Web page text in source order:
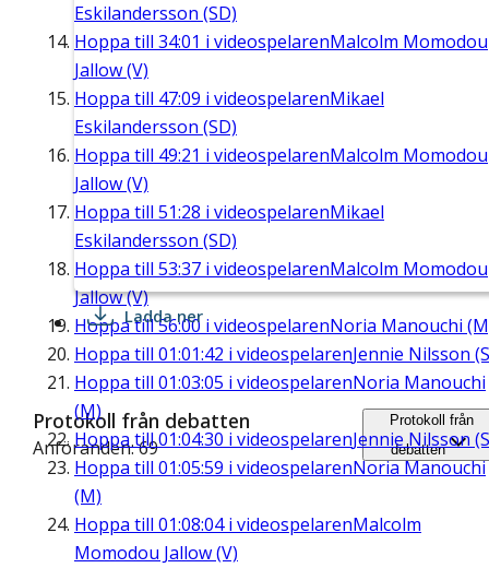
Eskilandersson (SD)
Hoppa till 34:01 i videospelarenMalcolm Momodou
Jallow (V)
Hoppa till 47:09 i videospelarenMikael
Eskilandersson (SD)
Hoppa till 49:21 i videospelarenMalcolm Momodou
Jallow (V)
Hoppa till 51:28 i videospelarenMikael
Eskilandersson (SD)
Hoppa till 53:37 i videospelarenMalcolm Momodou
Jallow (V)
Hoppa till56:00 i videospelarenNoria Manouchi
Hoppa till 01:01:42 i videospelarenJennie Nilsson
Hoppa till 01:03:05 i videospelarenNoria Manouchi
(M)
Hoppa till01:04:30 i videospelarenJennie Nilsson
Hoppa till 01:05:59 i videospelarenNoria Manouchi
(M)
Hoppa till 01:08:04i videospelarenMalcolm
Momodou Jallow (V)
Ladda ner
Protokoll från debatten
Anföranden: 69
Protokoll från
debatten